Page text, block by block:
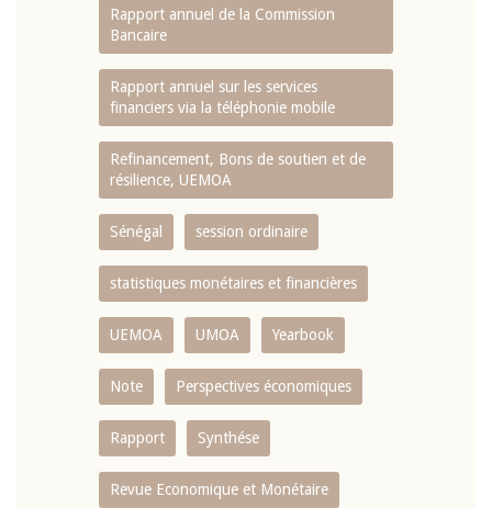
Rapport annuel de la Commission
Bancaire
Rapport annuel sur les services
financiers via la téléphonie mobile
Refinancement, Bons de soutien et de
résilience, UEMOA
Sénégal session ordinaire
statistiques monétaires et financières
UEMOA UMOA Yearbook
Note Perspectives économiques
Rapport Synthése
Revue Economique et Monétaire